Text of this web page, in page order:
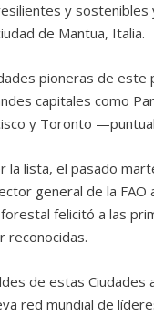
y sostenibles
de Mantua, Italia.
pioneras de este
capitales como
y Toronto
la lista, el pasado
general de la FAO
felicitó a las
reconocidas.
de estas Ciudades
red mundial de